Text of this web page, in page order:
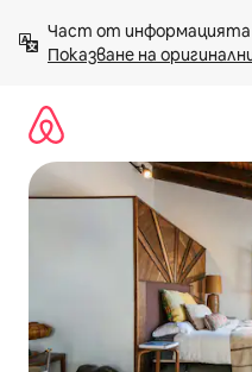
към
съдържанието
Показване на